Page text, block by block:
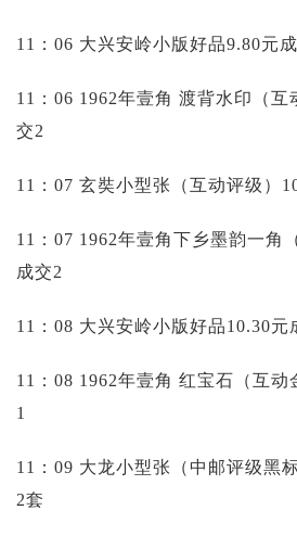
11：06 大兴安岭小版好品9.80元
11：06 1962年壹角 渡背水印（互
交2
11：07 玄奘小型张（互动评级）
11：07 1962年壹角下乡墨韵一角
成交2
11：08 大兴安岭小版好品10.30元
11：08 1962年壹角 红宝石（互动
1
11：09 大龙小型张（中邮评级黑
2套